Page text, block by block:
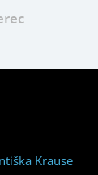
Krause